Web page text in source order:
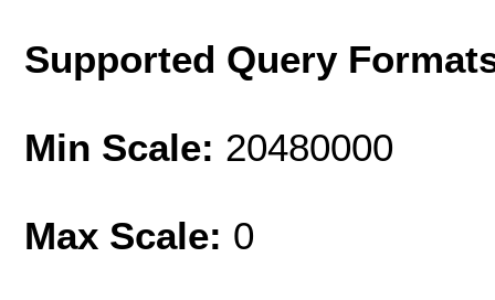
Supported Query
Min Scale: 20480000
Max Scale: 0